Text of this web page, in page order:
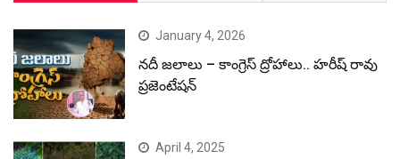
January 4, 2026
నదీ జలాలు – కాంగ్రెస్ ద్రోహాలు.. హరీష్ రావు
ప్రజెంటేషన్
April 4, 2025